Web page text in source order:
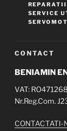
SERVICE
CONTACT
BENIAMIN
VAT:
Nr.Reg.Com.
CONTACTATI-